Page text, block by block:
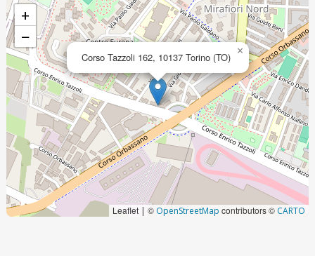
Corso Tazzoli 162, 10137 Torino (TO) ×
+
−
Leaflet | © OpenStreetMap contributors © CARTO